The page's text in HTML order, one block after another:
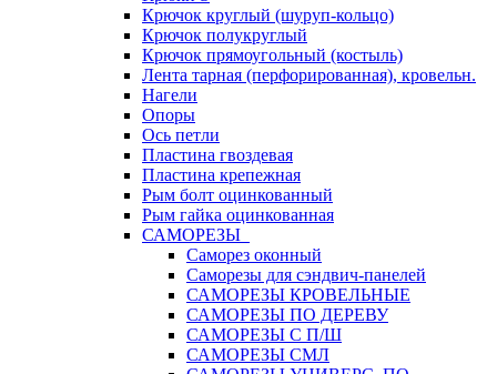
Крючок круглый (шуруп-кольцо)
Крючок полукруглый
Крючок прямоугольный (костыль)
Лента тарная (перфорированная), кровельн.
Нагели
Опоры
Ось петли
Пластина гвоздевая
Пластина крепежная
Рым болт оцинкованный
Рым гайка оцинкованная
САМОРЕЗЫ
Саморез оконный
Саморезы для сэндвич-панелей
САМОРЕЗЫ КРОВЕЛЬНЫЕ
САМОРЕЗЫ ПО ДЕРЕВУ
САМОРЕЗЫ С П/Ш
САМОРЕЗЫ СМЛ